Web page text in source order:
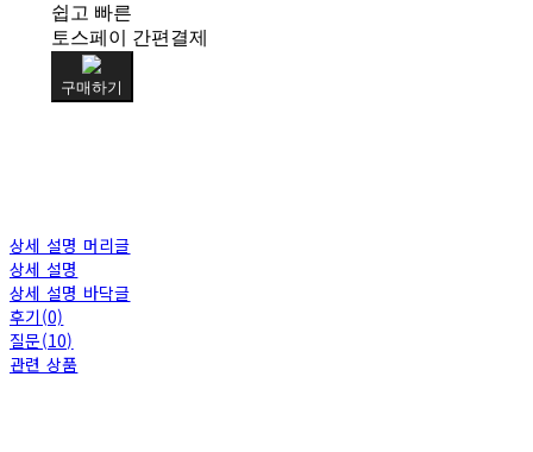
쉽고 빠른
토스페이 간편결제
구매하기
상세 설명 머리글
상세 설명
상세 설명 바닥글
후기(0)
질문(10)
관련 상품